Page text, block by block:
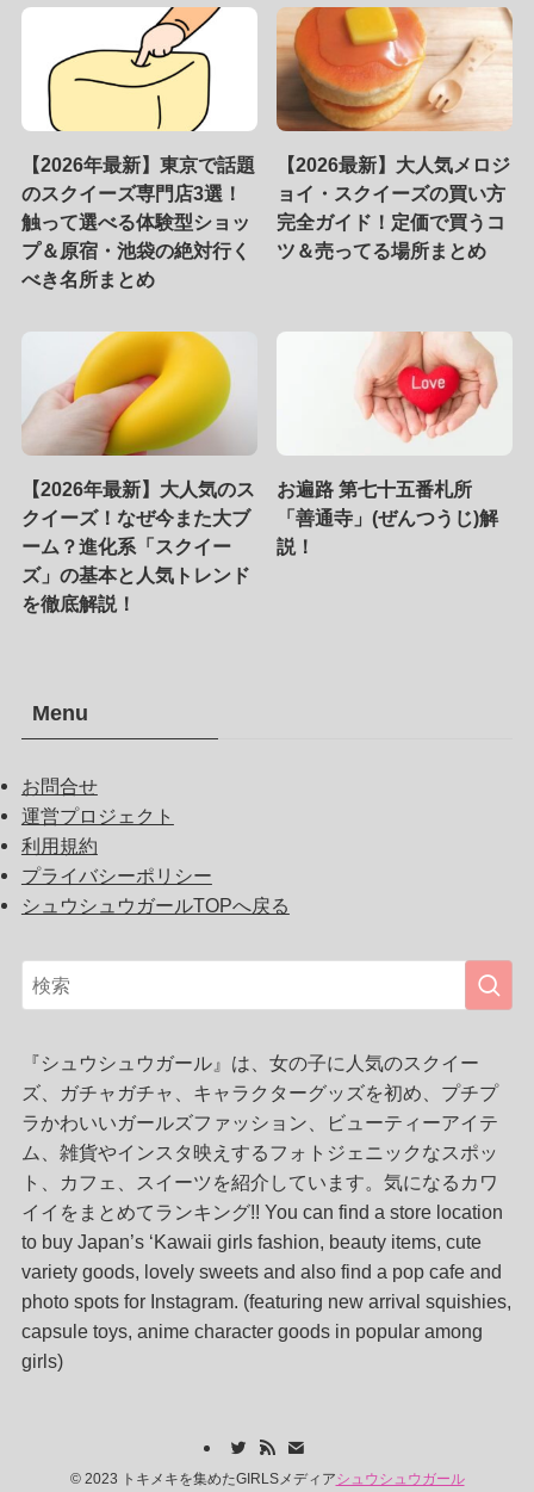
【2026年最新】東京で話題
のスクイーズ専門店3選！
触って選べる体験型ショッ
プ＆原宿・池袋の絶対行く
べき名所まとめ
【2026最新】大人気メロジ
ョイ・スクイーズの買い方
完全ガイド！定価で買うコ
ツ＆売ってる場所まとめ
【2026年最新】大人気のス
クイーズ！なぜ今また大ブ
ーム？進化系「スクイー
ズ」の基本と人気トレンド
を徹底解説！
お遍路 第七十五番札所
「善通寺」(ぜんつうじ)解
説！
Menu
お問合せ
運営プロジェクト
利用規約
プライバシーポリシー
シュウシュウガールTOPへ戻る
『シュウシュウガール』は、女の子に人気のスクイー
ズ、ガチャガチャ、キャラクターグッズを初め、プチプ
ラかわいいガールズファッション、ビューティーアイテ
ム、雑貨やインスタ映えするフォトジェニックなスポッ
ト、カフェ、スイーツを紹介しています。気になるカワ
イイをまとめてランキング!! You can find a store location
to buy Japan’s ‘Kawaii girls fashion, beauty items, cute
variety goods, lovely sweets and also find a pop cafe and
photo spots for Instagram. (featuring new arrival squishies,
capsule toys, anime character goods in popular among
girls)
©2023 トキメキを集めたGIRLSメディアシュウシュウガール